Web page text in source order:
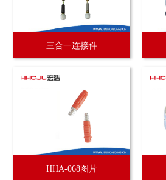
三合一连接件
HHA-068图片